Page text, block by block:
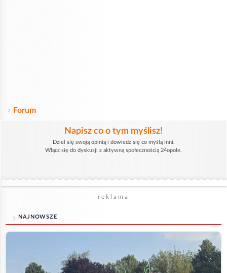
Forum
Napisz co o tym myślisz!
Dziel się swoją opinią i dowiedz się co myślą inni.
Włącz się do dyskusji z aktywną społecznością 24opole.
reklama
NAJNOWSZE